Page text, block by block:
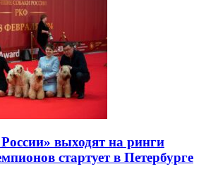
выходят на ринги
стартует в Петербурге